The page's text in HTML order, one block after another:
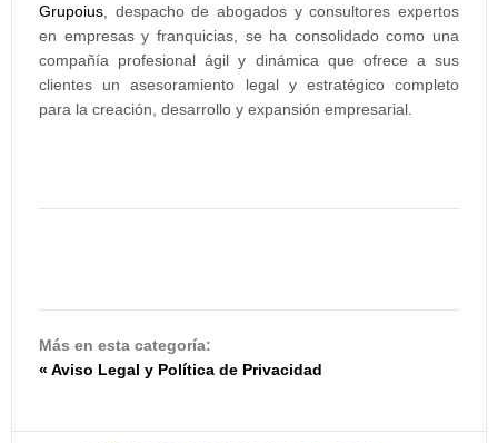
Grupoius , despacho de abogados y consultores expertos
en empresas y franquicias, se ha consolidado como una
compañía profesional ágil y dinámica que ofrece a sus
clientes un asesoramiento legal y estratégico completo
para la creación, desarrollo y expansión empresarial.
Más en esta categoría:
« Aviso Legal y Política de Privacidad